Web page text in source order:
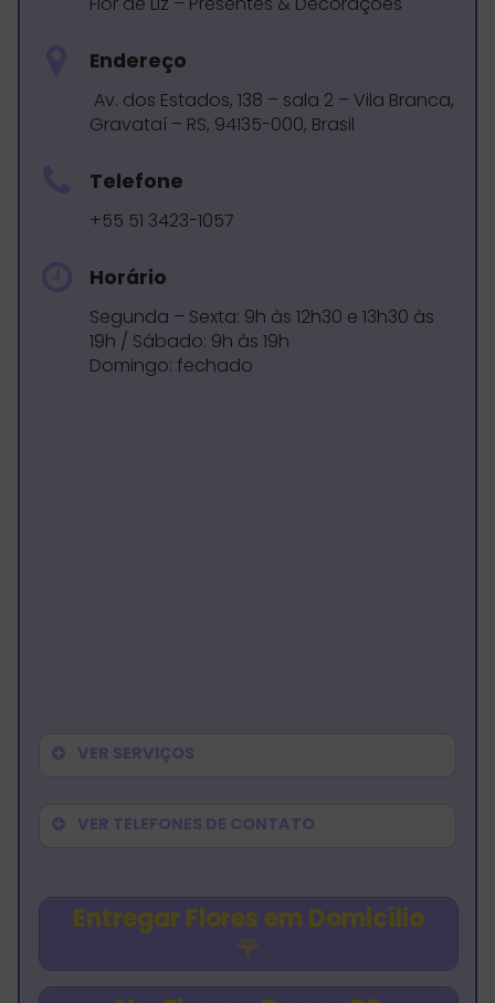
Endereço
Av. dos Estados, 138 – sala 2 – Vila Branca,
Gravataí – RS, 94135-000, Brasil
Telefone
+55 51 3423-1057
Horário
Segunda – Sexta: 9h às 12h30 e 13h30 às
19h / Sábado: 9h às 19h
Domingo: fechado
VER SERVIÇOS
VER TELEFONES DE CONTATO
Entregar Flores em Domicílio
🌹